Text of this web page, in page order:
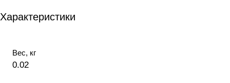
Характеристики
Вес, кг
0.02